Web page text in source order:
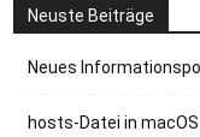
Neuste Beiträge
Neues
hosts-Datei in